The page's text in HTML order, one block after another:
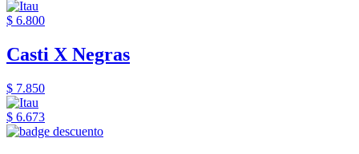
$ 6.800
Casti X Negras
$ 7.850
$ 6.673